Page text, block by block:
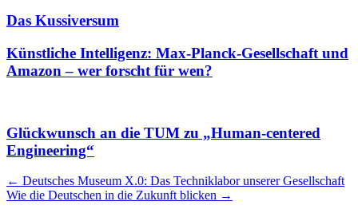
Das Kussiversum
Künstliche Intelligenz: Max-Planck-Gesellschaft und
Amazon – wer forscht für wen?
Glückwunsch an die TUM zu „Human-centered
Engineering“
Artikel
Navigation
← Deutsches Museum X.0: Das Techniklabor unserer Gesellschaft
Wie die Deutschen in die Zukunft blicken →